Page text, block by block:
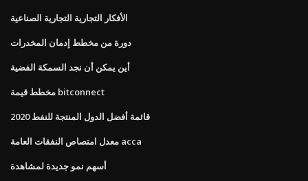
الأفكار التجارية التجارية الصناعية
دورة من مخطط إدمان المخدرات
أين يمكن أن نجد السمكة الفضية
مخطط قيمة bitconnect
قائمة أفضل الدول المنتجة للنفط 2020
معدل امتصاص النفقات العامة acca
أسهم نمو جديدة لمشاهدة